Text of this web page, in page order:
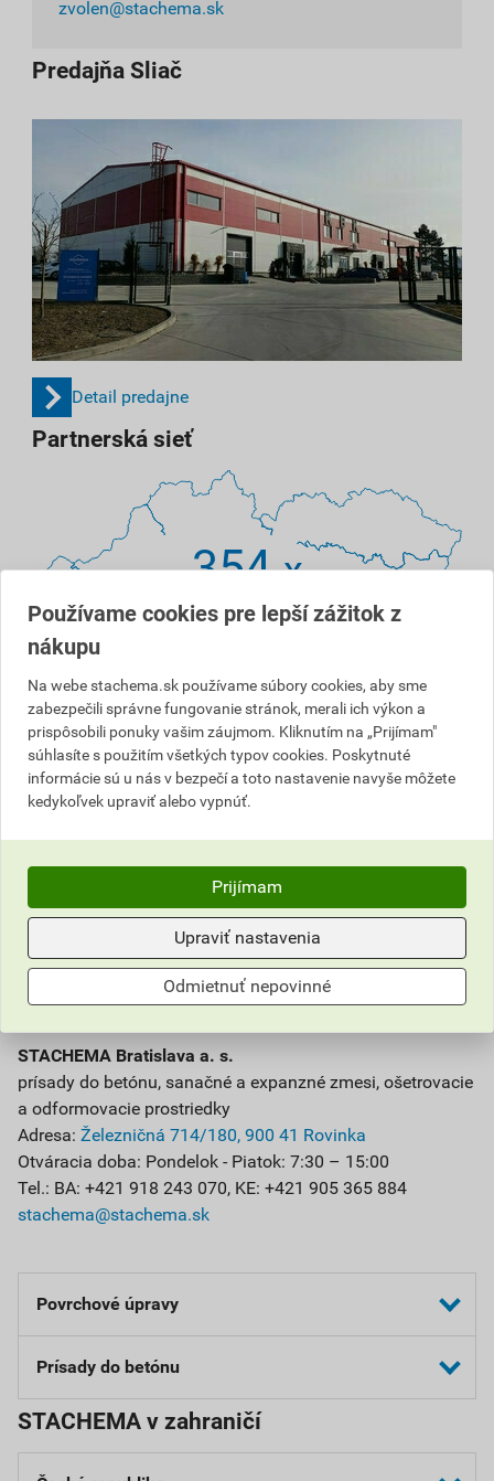
zvolen@stachema.sk
Predajňa Sliač
Detail predajne
Partnerská sieť
354 x
Zobraziť mapu predajných miest
Firemné kontakty
STACHEMA Zvolen s. r. o.
povrchové úpravy, farby, laky, omietky, ochrana dreva,
suché maltové zmesi, bazénová chémia
Sídlo firmy:Pustý Hrad 3401/11, 960 01 Zvolen
Československej armády 1027/2, 962 31 Sliač-
Hájniky
Otváracia doba: Pondelok - Piatok: 7:30–15:00
Tel.: +421 911 704 521, +421 918 243 071
zvolen@stachema.sk
STACHEMA Bratislava a. s.
prísady do betónu, sanačné a expanzné zmesi, ošetrovacie
a odformovacie prostriedky
Adresa: Železničná 714/180, 900 41 Rovinka
Otváracia doba: Pondelok - Piatok: 7:30 – 15:00
Tel.: BA: +421 918 243 070, KE: +421 905 365 884
stachema@stachema.sk
Povrchové úpravy
E-mail pre zasielanie objednávok:
Prísady do betónu
E-mail pre zasielanie objednávok:
predaj@stachema.sk
STACHEMA v zahraničí
Používame cookies pre lepší zážitok z
nákupu
Na webe stachema.sk používame súbory cookies, aby sme
zabezpečili správne fungovanie stránok, merali ich výkon a
prispôsobili ponuky vašim záujmom. Kliknutím na „Prijímam"
súhlasíte s použitím všetkých typov cookies. Poskytnuté
informácie sú u nás v bezpečí a toto nastavenie navyše môžete
kedykoľvek upraviť alebo vypnúť.
Prijímam
Upraviť nastavenia
Odmietnuť nepovinné